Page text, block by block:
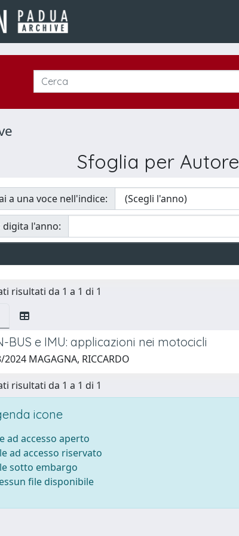
Sfoglia per Autore
a una voce nell'indice:
digita l'anno:
risultati da 1 a 1 di 1
BUS e IMU: applicazioni nei motocicli
2024 MAGAGNA, RICCARDO
risultati da 1 a 1 di 1
icone
ad accesso aperto
ad accesso riservato
sotto embargo
file disponibile